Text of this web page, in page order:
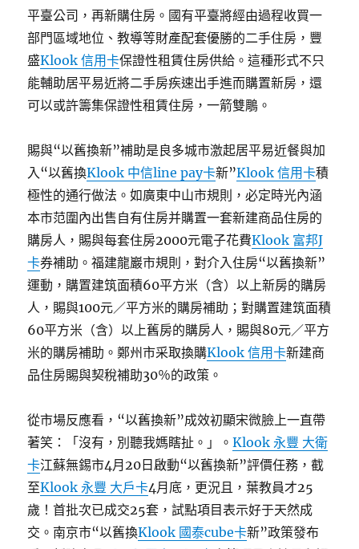
平臺公司，再新購住房。國有平臺將經由過程收買一
部門區域地位、教導等財產配套優勝的二手住房，豐
盛Klook 信用卡保證性租賃住房供給。這種形式不只
能輔助居平易近將二手房疾速出手進而購置新房，還
可以或許籌集保證性租賃住房，一箭雙鵰。
賜與“以舊換新”補助是良多城市激起居平易近餐與加
入“以舊換Klook 中信line pay卡新”Klook 信用卡積
極性的通行做法。如廣東中山市規則，必定時光內涵
本市范圍內出售自有住房并購置一套新建商品住房的
購房人，賜與每套住房2000元電子花費Klook 富邦J
卡券補助。福建龍巖市規則，對介入住房“以舊換新”
運動，購置建筑面積60平方米（含）以上新房的購房
人，賜與100元／平方米的購房補助；對購置建筑面積
60平方米（含）以上舊房的購房人，賜與80元／平方
米的購房補助。鄭州市采取換購Klook 信用卡新建商
品住房賜與契稅補助30％的政策。
從市場反應看，“以舊換新”成效初顯宋微臉上一直帶
著笑：「沒有，別聽我媽瞎扯。」。Klook 永豐 大衛
卡江蘇無錫市4月20日啟動“以舊換新”評價任務，截
至Klook 永豐 大戶卡4月底，更況且，葉教員才25
歲！首批次已成交25套，試點項目表示好于天然成
交。南京市“以舊換Klook 國泰cube卡新”政策發布